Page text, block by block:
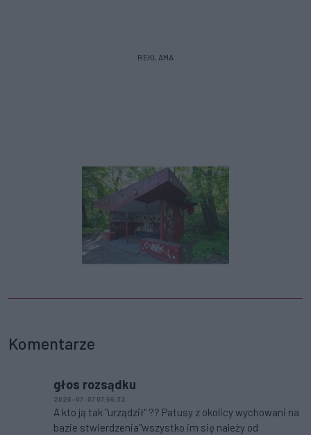
REKLAMA
Komentarze
głos rozsądku
2026-07-07 07:56:32
A kto ją tak "urządził" ?? Patusy z okolicy wychowani na
bazie stwierdzenia"wszystko im się należy od